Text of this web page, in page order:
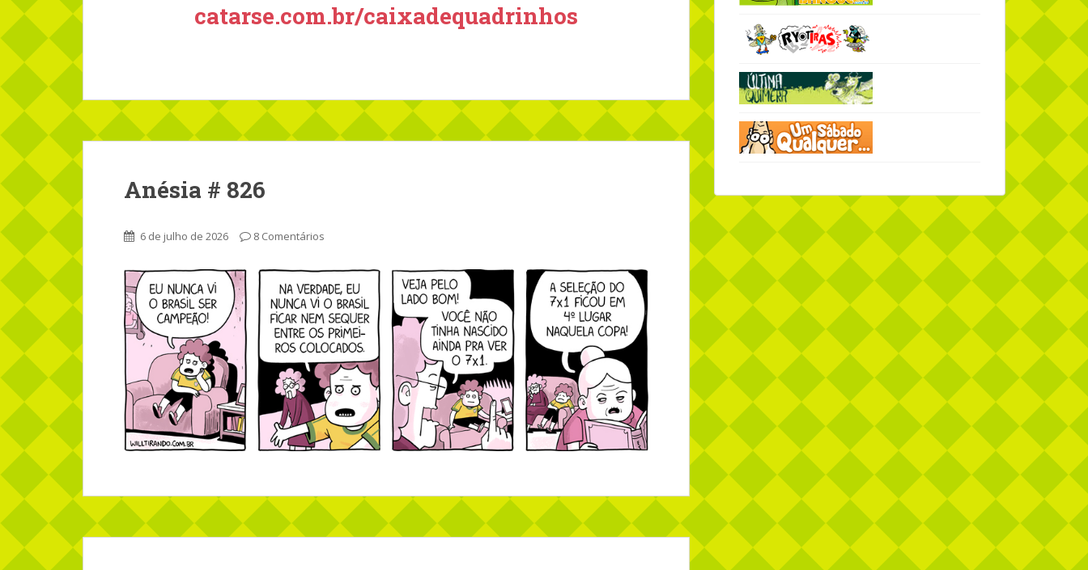
catarse.com.br/caixadequadrinhos
Anésia # 826
6 de julho de 2026 8 Comentários